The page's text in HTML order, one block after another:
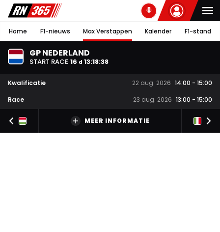
Home F1-nieuws Max Verstappen Kalender F1-stand
GP NEDERLAND
START RACE 16 d 13:18:36
Kwalificatie 22 aug. 2026 14:00 - 15:00
Race
23 aug. 2026 13:00 - 15:00
MEER INFORMATIE